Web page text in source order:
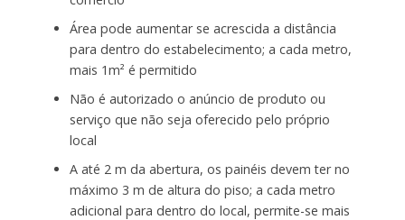
Área pode aumentar se acrescida a distância
para dentro do estabelecimento; a cada metro,
mais 1m² é permitido
Não é autorizado o anúncio de produto ou
serviço que não seja oferecido pelo próprio
local
A até 2 m da abertura, os painéis devem ter no
máximo 3 m de altura do piso; a cada metro
adicional para dentro do local, permite-se mais